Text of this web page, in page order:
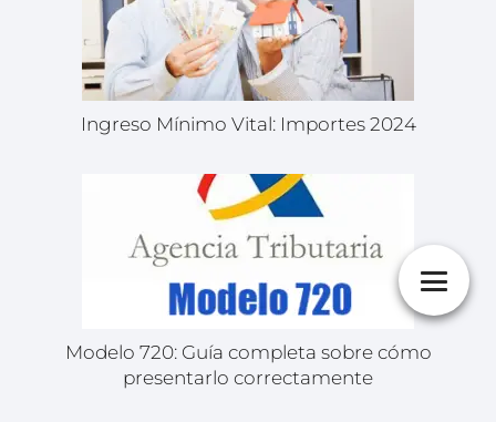
Ingreso Mínimo Vital: Importes 2024
Modelo 720: Guía completa sobre cómo
presentarlo correctamente